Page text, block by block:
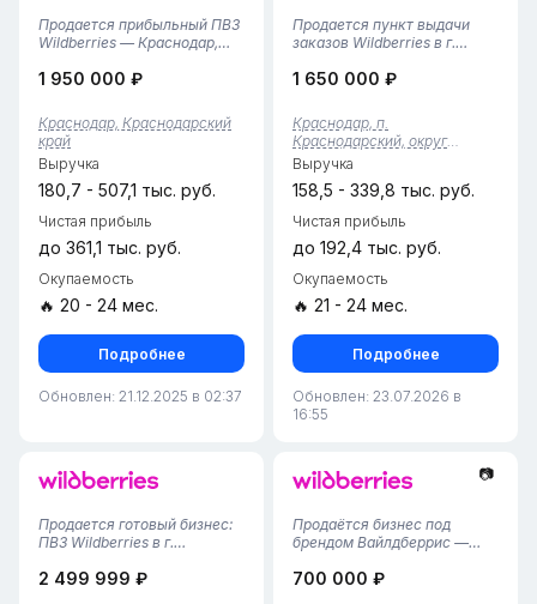
Продается прибыльный ПВЗ
Wildberries — Краснодар,
(Западный округ)Новый,
отличными условиями и
высоким потенциалом
роста.Основные
характеристики:• Локация:...
1 950 000 ₽
Краснодар, Краснодарский
край
Выручка
180,7 - 507,1 тыс. руб.
Чистая прибыль
до 361,1 тыс. руб.
Окупаемость
🔥 20 - 24 мес.
Подробнее
Обновлен: 21.12.2025 в 02:37
Продается пункт выдачи
заказов Wildberries в г.
Краснодарский)• Локация:
Краснодар.• Площадь: 92 кв.
м. (очень просторное
помещение, большой
функциональный склад...
1 650 000 ₽
Краснодар, п.
Краснодарский, округ
Прикубанский, край.
Краснодарский
Выручка
158,5 - 339,8 тыс. руб.
Чистая прибыль
до 192,4 тыс. руб.
Окупаемость
🔥 21 - 24 мес.
Подробнее
Обновлен: 23.07.2026 в
16:55
Продается готовый бизнес:
ПВЗ Wildberries в г.
полностью готовый,
2 499 999 ₽
📷
Продаётся бизнес под
брендом Вайлдберрис —
28.02.2025 года. Отличная
700 000 ₽